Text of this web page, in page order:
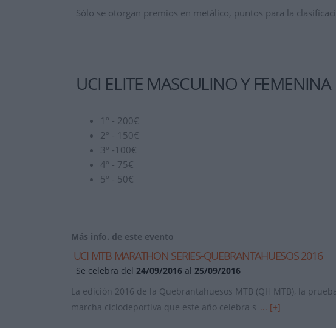
Sólo se otorgan premios en metálico, puntos para la
UCI ELITE MASCULINO Y FEMENINA
1º - 200€
2º - 150€
3º -100€
4º - 75€
5º - 50€
Más info. de este evento
UCI MTB MARATHON SERIES-QUEBRANTAHUESOS 2016
Se celebra del 24/09/2016 al 25/09/2016
La edición 2016 de la Quebrantahuesos MTB (QH MTB), la
marcha ciclodeportiva que este año celebra s ... [+]